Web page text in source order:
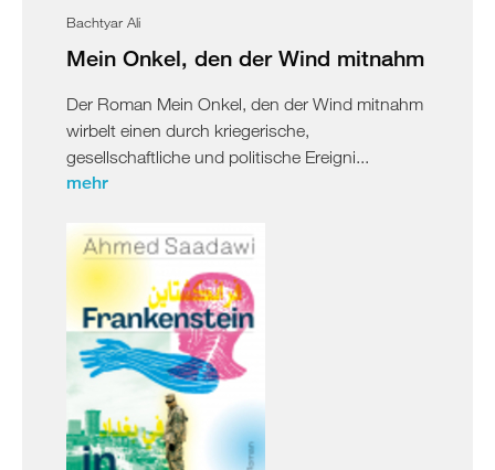
Bachtyar Ali
Mein Onkel, den der Wind mitnahm
Der Roman Mein Onkel, den der Wind mitnahm
wirbelt einen durch kriegerische,
gesellschaftliche und politische Ereigni...
mehr